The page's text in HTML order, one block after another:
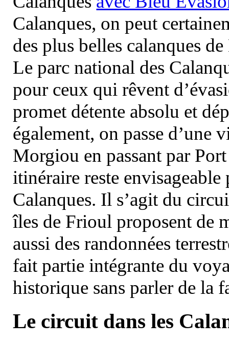
Calanques, on peut
des plus belles calanques
Le parc national des
pour ceux qui rêvent
promet détente absolu et
également, on passe d’une
Morgiou en passant par
itinéraire reste
Calanques. Il s’agit du
îles de Frioul proposent de
aussi des randonnées
fait partie intégrante du
historique sans parler de la
Le circuit dans les